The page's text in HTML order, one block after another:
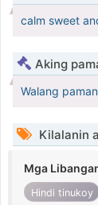
calm sweet
Aking
Walang
Kilalanin
Mga
Hindi tinukoy